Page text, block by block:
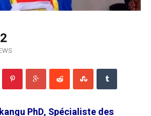
PhD, Spécialiste des